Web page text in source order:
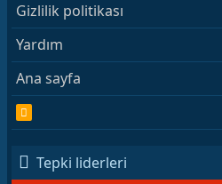
Gizlilik politikası
Yardım
Ana sayfa
R
S
Tepki liderleri